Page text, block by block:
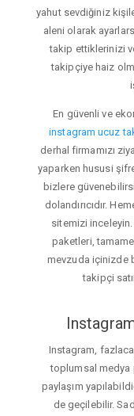
yahut sevdiğiniz
aleni olarak
takip ettiklerinizi
takipçiye haiz
En güvenli ve
instagram ucuz
derhal firmamızı
yaparken hususi
bizlere
dolandırıcıdır.
sitemizi
paketleri,
mevzuda içinizde
takipçi
Instagram,
toplumsal medya
paylaşım
de geçilebilir.